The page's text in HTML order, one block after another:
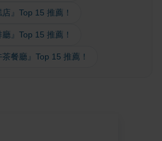
』Top 15 推薦！
』Top 15 推薦！
餐廳』Top 15 推薦！